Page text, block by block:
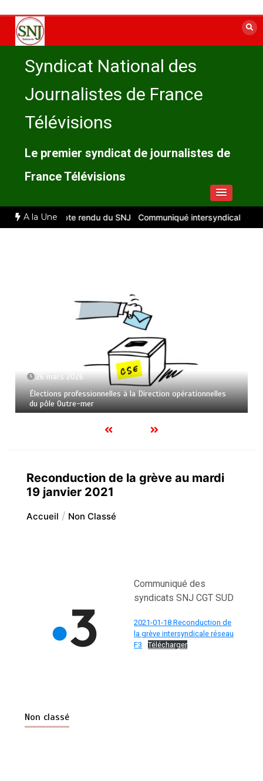
contenu
Syndicat National des
Journalistes de France
Télévisions
Le premier syndicat de journalistes de
France Télévisions
A la Une
2026 : compte rendu du SNJ Communiqué intersyndical
26 mars 2026
Élections professionnelles à la Direction opérationnelles
du pôle Outre-mer
Reconduction de la grève au mardi
19 janvier 2021
Accueil Non Classé
Communiqué des
syndicats SNJ CGT SUD
2021-01-18 Reconduction de
la grève intersyndicale réseau
F3
Télécharger
Non classé